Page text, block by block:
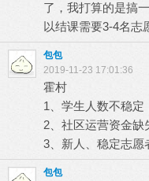
了，我打算的是搞
以结课需要3-4名志
包包
2019-11-23 17:01:36
霍村
1、学生人数不稳定
2、社区运营资金缺
3、新人、稳定志愿
包包